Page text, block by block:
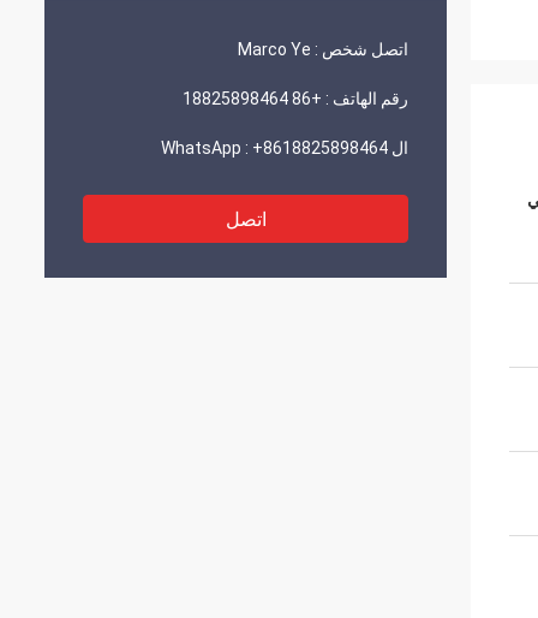
اتصل شخص : Marco Ye
رقم الهاتف : +86 18825898464
ال WhatsApp : +8618825898464
اتصل